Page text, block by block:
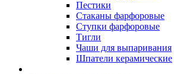
Пестики
Стаканы фарфоровые
Ступки фарфоровые
Тигли
Чаши для выпаривания
Шпатели керамические